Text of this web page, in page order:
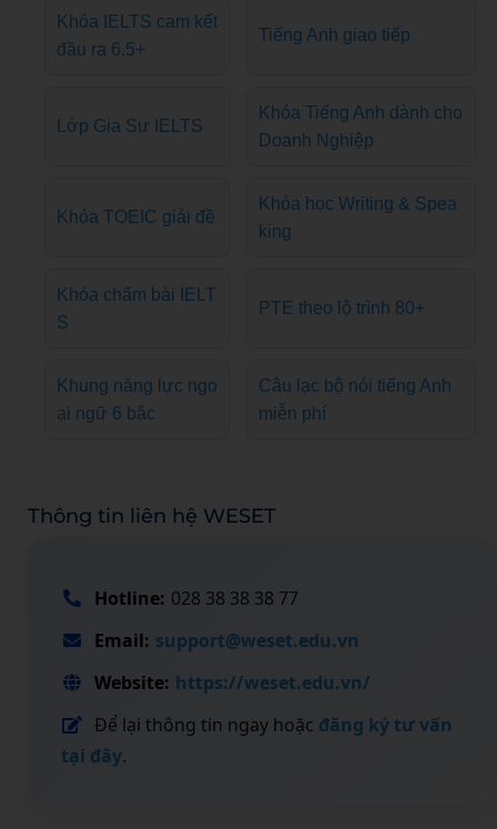
Khóa IELTS cam kết
đầu ra 6.5+
Tiếng Anh giao tiếp
Lớp Gia Sư IELTS
Khóa Tiếng Anh dành cho
Doanh Nghiệp
Khóa TOEIC giải đề
Khóa học Writing & Spea
king
Khóa chấm bài IELT
S
PTE theo lộ trình 80+
Khung năng lực ngo
ại ngữ 6 bậc
Câu lạc bộ nói tiếng Anh
miễn phí
Thông tin liên hệ WESET
Hotline: 028 38 38 38 77
Email: support@weset.edu.vn
Website: https://weset.edu.vn/
Để lại thông tin ngay hoặc đăng ký tư vấn
tại đây.